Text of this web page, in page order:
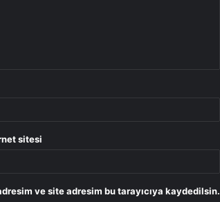
sitesi
ve site adresim bu tarayıcıya kaydedilsin.